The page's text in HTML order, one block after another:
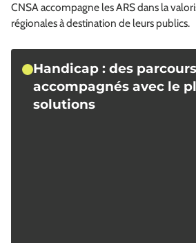
CNSA accompagne les ARS dans la
régionales à destination de leurs publics.
Handicap : des
accompagnés avec le
solutions